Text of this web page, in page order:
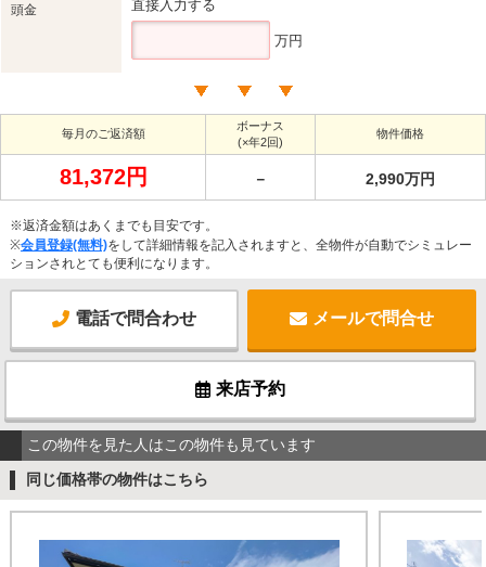
頭金 直接入力する
万円
毎月のご返済額
ボーナス
(×年2回)
物件価格
81,372円 － 2,990万円
※返済金額はあくまでも目安です。
※会員登録(無料)をして詳細情報を記入されますと、全物件が自動でシミュレー
ションされとても便利になります。
電話で問合わせ メールで問合せ
来店予約
この物件を見た人はこの物件も見ています
同じ価格帯の物件はこちら